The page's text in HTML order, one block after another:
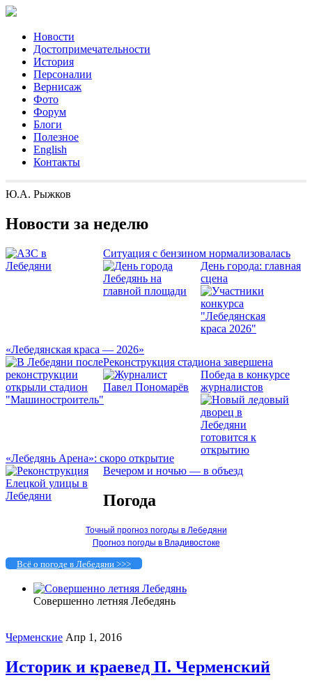
Новости
Достопримечательности
История
Персоналии
Вернисаж
Фото
Форум
Блоги
Полезное
English
Контакты
Ю.А. Рыжков
Новости за неделю
Ситуация с бензином нормализовалась
День города: главная
сцена
«Лебедянская краса — 2026»
Реконструкция стадиона завершена
Победа в конкурсе
журналистов
«Лебедянь Арена»: скоро открытие
Вечером и ночью — в объезд
Погода
Точный прогноз погоды в Лебедяни
Прогноз погоды в Владивостоке
Всё о погоде в Лебедяни >>>
Совершенно летняя Лебедянь
Черменские Апр 1, 2016
Историк и краевед П. Черменский